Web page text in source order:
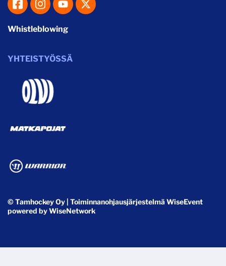
Whistleblowing
YHTEISTYÖSSÄ
© Tamhockey Oy | ToiminnanohjausjärjestelmäWiseEvent
powered byWiseNetwork